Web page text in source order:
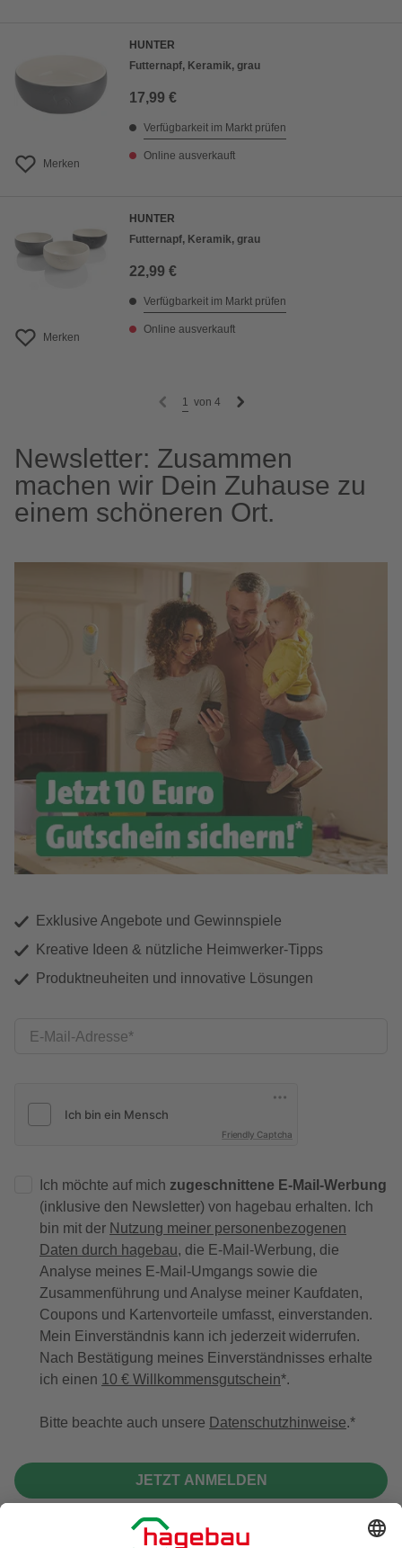
Merken
HUNTER
Futternapf, Keramik, grau
17,99 €
Verfügbarkeit im Markt prüfen
Online ausverkauft
Merken
HUNTER
Futternapf, Keramik, grau
22,99 €
Verfügbarkeit im Markt prüfen
Online ausverkauft
1 von 4
Newsletter: Zusammen
machen wir Dein Zuhause zu
einem schöneren Ort.
Exklusive Angebote und Gewinnspiele
Kreative Ideen & nützliche Heimwerker-Tipps
Produktneuheiten und innovative Lösungen
E-Mail-Adresse
Friendly Captcha
Ich möchte auf mich zugeschnittene E-Mail-Werbung
(inklusive den Newsletter) von hagebau erhalten. Ich
bin mit der Nutzung meiner personenbezogenen
Daten durch hagebau, die E-Mail-Werbung, die
Analyse meines E-Mail-Umgangs sowie die
Zusammenführung und Analyse meiner Kaufdaten,
Coupons und Kartenvorteile umfasst, einverstanden.
Mein Einverständnis kann ich jederzeit widerrufen.
Nach Bestätigung meines Einverständnisses erhalte
ich einen 10 € Willkommensgutschein*.
Bitte beachte auch unsere Datenschutzhinweise.
JETZT ANMELDEN